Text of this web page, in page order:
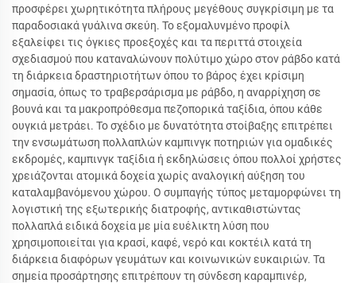
προσφέρει χωρητικότητα πλήρους μεγέθους συγκρίσιμη με τα
παραδοσιακά γυάλινα σκεύη. Το εξομαλυνμένο προφίλ
εξαλείφει τις όγκιες προεξοχές και τα περιττά στοιχεία
σχεδιασμού που καταναλώνουν πολύτιμο χώρο στον ράβδο κατά
τη διάρκεια δραστηριοτήτων όπου το βάρος έχει κρίσιμη
σημασία, όπως το τραβερσάρισμα με ράβδο, η αναρρίχηση σε
βουνά και τα μακροπρόθεσμα πεζοπορικά ταξίδια, όπου κάθε
ουγκιά μετράει. Το σχέδιο με δυνατότητα στοίβαξης επιτρέπει
την ενσωμάτωση πολλαπλών καμπινγκ ποτηριών για ομαδικές
εκδρομές, καμπινγκ ταξίδια ή εκδηλώσεις όπου πολλοί χρήστες
χρειάζονται ατομικά δοχεία χωρίς αναλογική αύξηση του
καταλαμβανόμενου χώρου. Ο συμπαγής τύπος μεταμορφώνει τη
λογιστική της εξωτερικής διατροφής, αντικαθιστώντας
πολλαπλά ειδικά δοχεία με μία ευέλικτη λύση που
χρησιμοποιείται για κρασί, καφέ, νερό και κοκτέιλ κατά τη
διάρκεια διαφόρων γευμάτων και κοινωνικών ευκαιριών. Τα
σημεία προσάρτησης επιτρέπουν τη σύνδεση καραμπινέρ,